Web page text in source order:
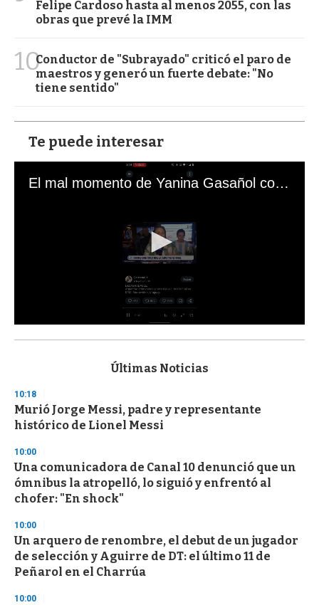
Felipe Cardoso hasta al menos 2055, con las
obras que prevé la IMM
10Conductor de "Subrayado" criticó el paro de
maestros y generó un fuerte debate: "No
tiene sentido"
Te puede interesar
El mal momento de Yanina Gasañol con un hincha argentino en "Subrayado"
s
d
s
o
f
3
s
e
c
o
d
s
Últimas Noticias
10:18
Murió Jorge Messi, padre y representante
histórico de Lionel Messi
10:00
Una comunicadora de Canal 10 denunció que un
ómnibus la atropelló, lo siguió y enfrentó al
chofer: "En shock"
10:00
Un arquero de renombre, el debut de un jugador
de selección y Aguirre de DT: el último 11 de
Peñarol en el Charrúa
10:00